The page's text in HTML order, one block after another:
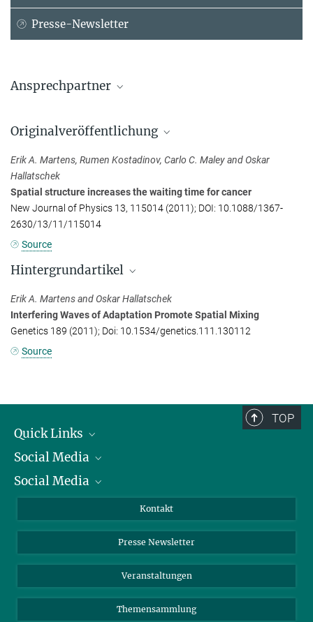
Presse-Newsletter
Ansprechpartner
Max-Planck-Institut für Dynamik und Selbstorganisation, Göttingen
erik.martens@...
Dr. Oskar Hallatschek
Max-Planck-Institut für Dynamik und Selbstorganisation, Göttingen
oskar.hallatschek@...
Originalveröffentlichung
Erik A. Martens, Rumen Kostadinov, Carlo C. Maley and Oskar
Hallatschek
Spatial structure increases the waiting time for cancer
New Journal of Physics 13, 115014 (2011); DOI: 10.1088/1367-
2630/13/11/115014
Source
Hintergrundartikel
Erik A. Martens and Oskar Hallatschek
Interfering Waves of Adaptation Promote Spatial Mixing
Genetics 189 (2011); Doi: 10.1534/genetics.111.130112
Source
TOP
Quick Links
Präsident
Zahlen und Fakten
Meldestelle Fehlverhalten
Social Media
Bluesky
TikTok
Social Media
Instagram
YouTube
Kontakt
Presse Newsletter
Veranstaltungen
Themensammlung